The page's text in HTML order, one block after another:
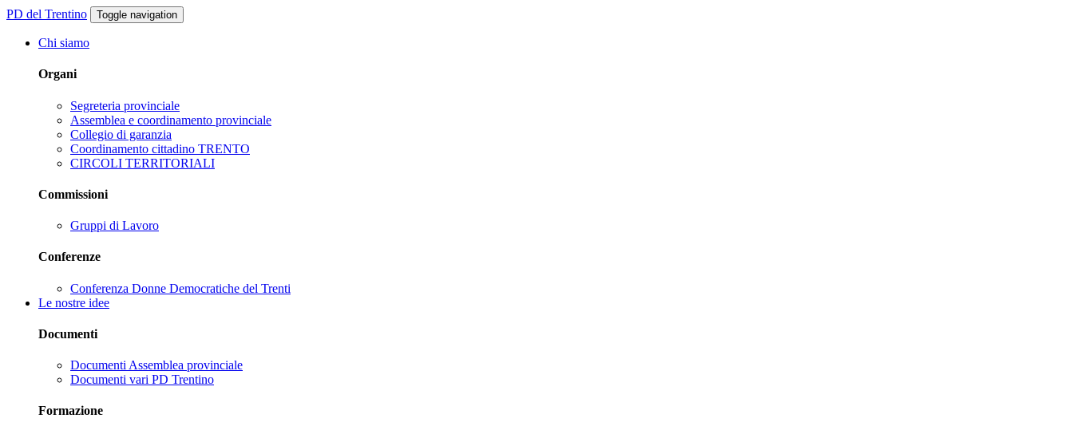
PD del Trentino Toggle navigation
Chi siamo
Organi
Segreteria provinciale
Assemblea e coordinamento provinciale
Collegio di garanzia
Coordinamento cittadino TRENTO
CIRCOLI TERRITORIALI
Commissioni
Gruppi di Lavoro
Conferenze
Conferenza Donne Democratiche del Trenti
Le nostre idee
Documenti
Documenti Assemblea provinciale
Documenti vari PD Trentino
Formazione